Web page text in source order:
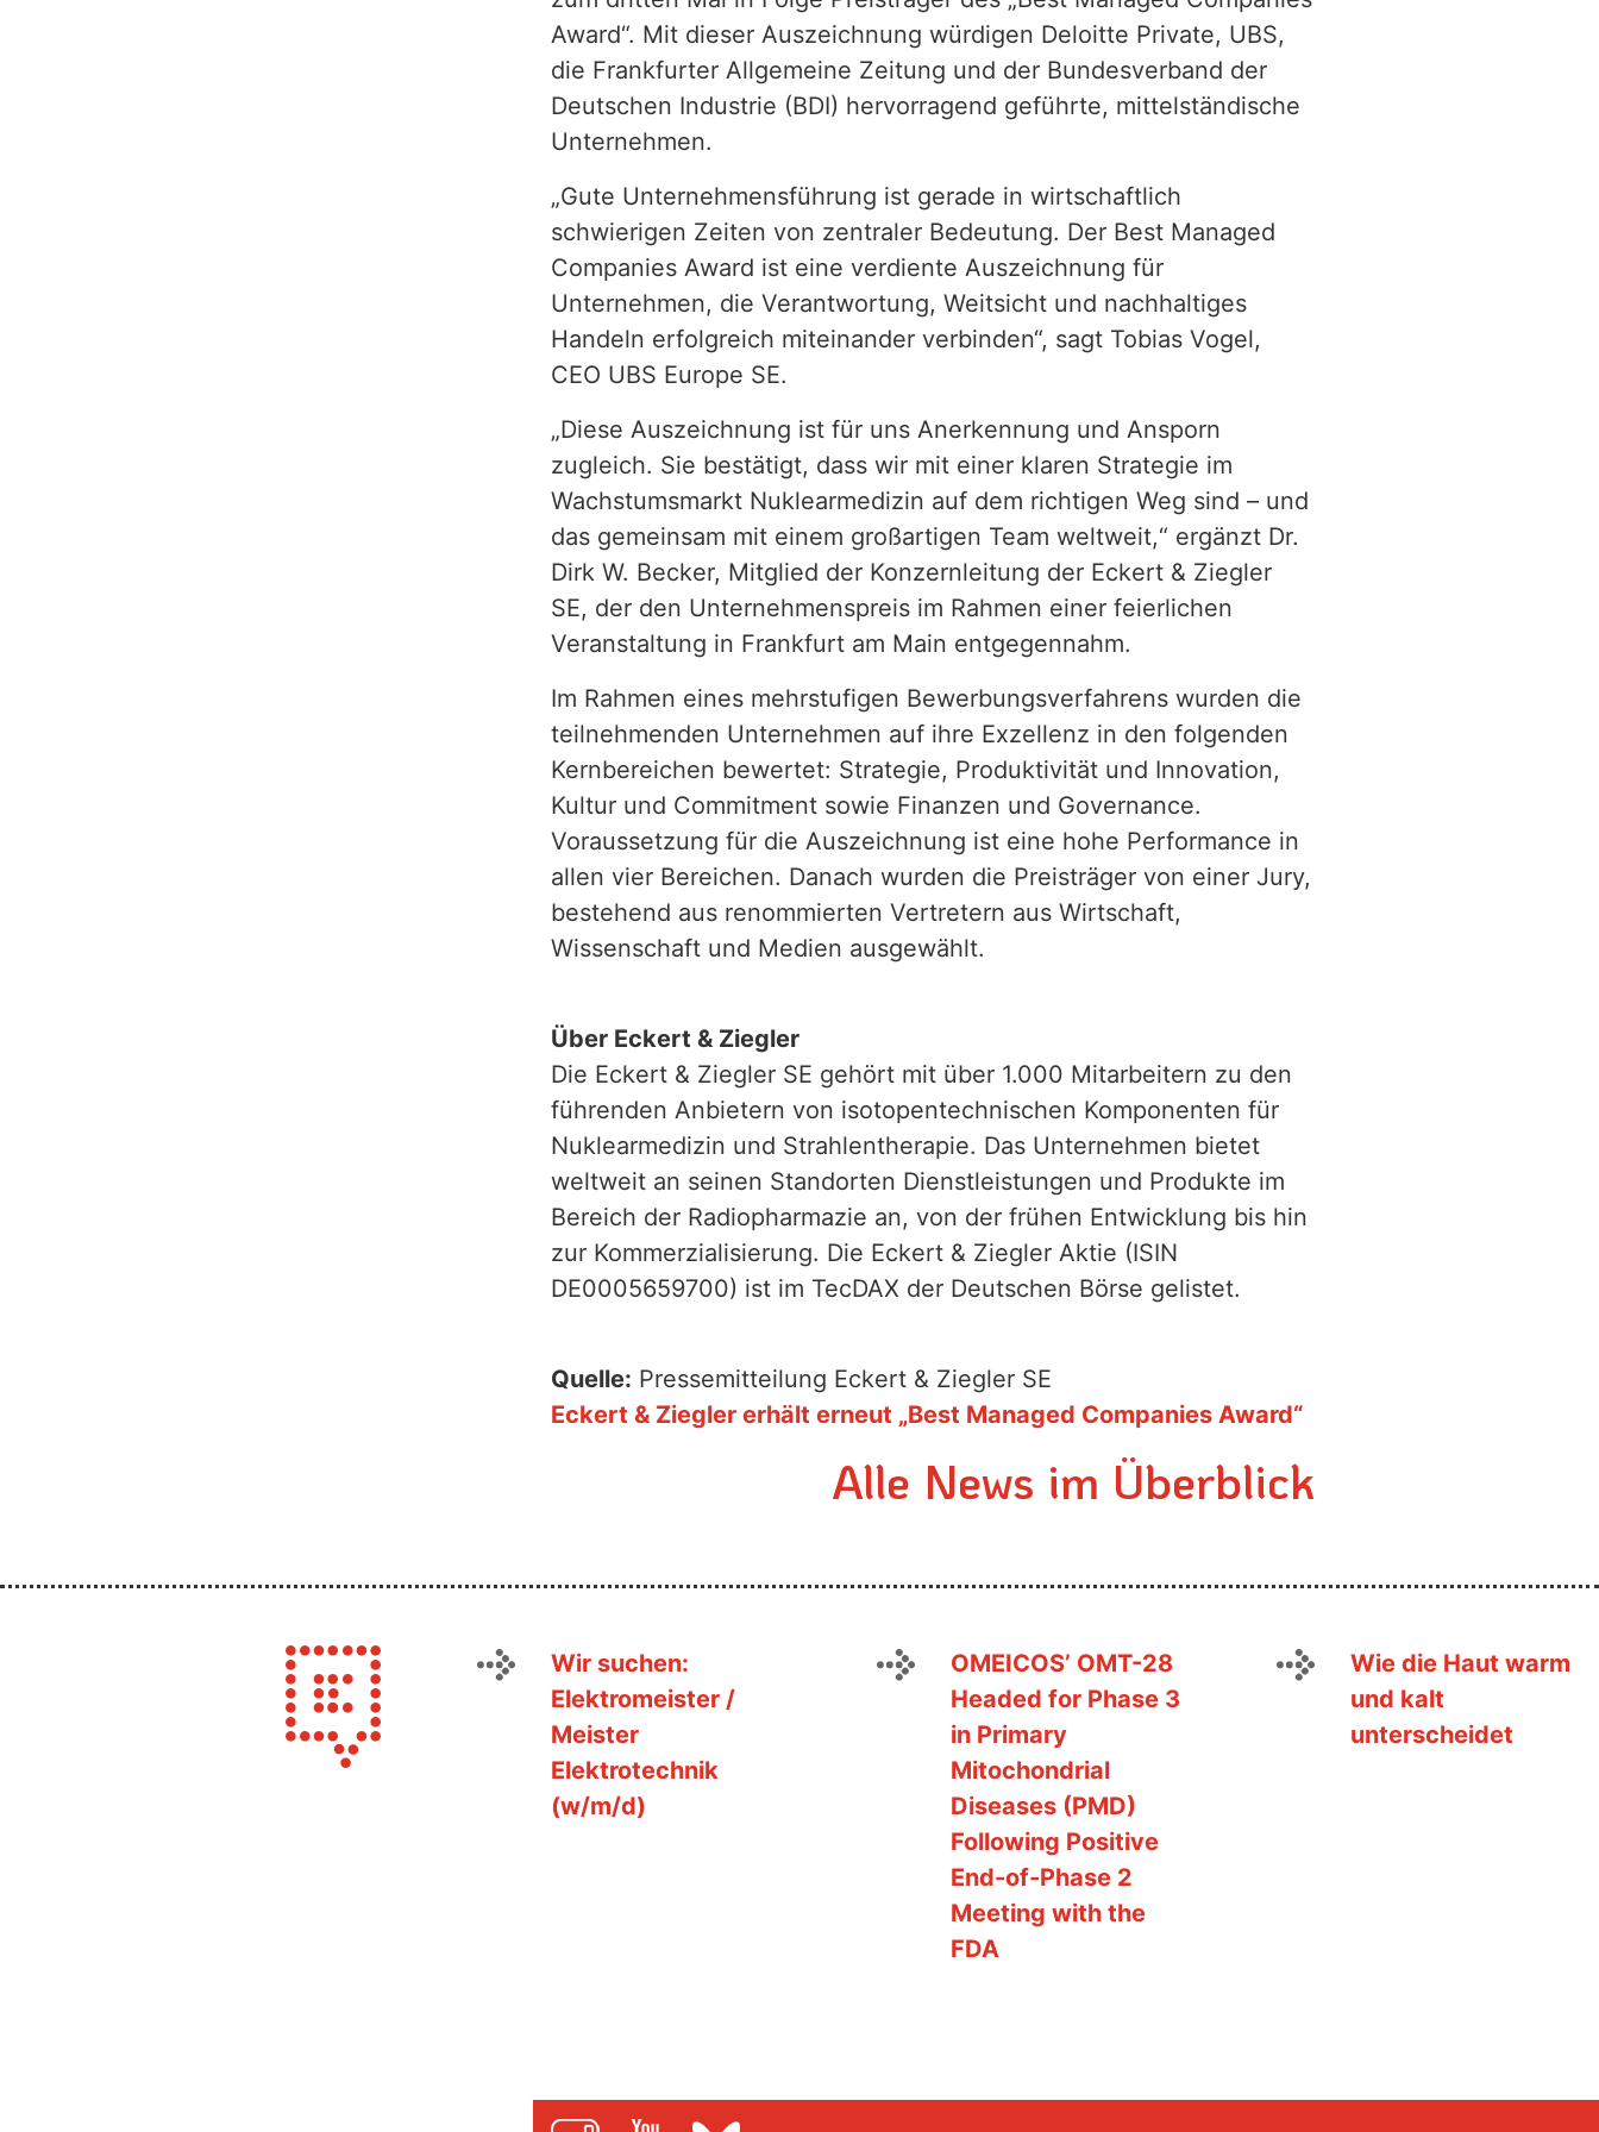
Award“. Mit dieser Auszeichnung würdigen Deloitte Private, UBS,
die Frankfurter Allgemeine Zeitung und der Bundesverband der
Deutschen Industrie (BDI) hervorragend geführte, mittelständische
Unternehmen.
„Gute Unternehmensführung ist gerade in wirtschaftlich
schwierigen Zeiten von zentraler Bedeutung. Der Best Managed
Companies Award ist eine verdiente Auszeichnung für
Unternehmen, die Verantwortung, Weitsicht und nachhaltiges
Handeln erfolgreich miteinander verbinden“, sagt Tobias Vogel,
CEO UBS Europe SE.
„Diese Auszeichnung ist für uns Anerkennung und Ansporn
zugleich. Sie bestätigt, dass wir mit einer klaren Strategie im
Wachstumsmarkt Nuklearmedizin auf dem richtigen Weg sind – und
das gemeinsam mit einem großartigen Team weltweit,“ ergänzt Dr.
Dirk W. Becker, Mitglied der Konzernleitung der Eckert & Ziegler
SE, der den Unternehmenspreis im Rahmen einer feierlichen
Veranstaltung in Frankfurt am Main entgegennahm.
Im Rahmen eines mehrstufigen Bewerbungsverfahrens wurden die
teilnehmenden Unternehmen auf ihre Exzellenz in den folgenden
Kernbereichen bewertet: Strategie, Produktivität und Innovation,
Kultur und Commitment sowie Finanzen und Governance.
Voraussetzung für die Auszeichnung ist eine hohe Performance in
allen vier Bereichen. Danach wurden die Preisträger von einer Jury,
bestehend aus renommierten Vertretern aus Wirtschaft,
Wissenschaft und Medien ausgewählt.
Über Eckert & Ziegler
Die Eckert & Ziegler SE gehört mit über 1.000 Mitarbeitern zu den
führenden Anbietern von isotopentechnischen Komponenten für
Nuklearmedizin und Strahlentherapie. Das Unternehmen bietet
weltweit an seinen Standorten Dienstleistungen und Produkte im
Bereich der Radiopharmazie an, von der frühen Entwicklung bis hin
zur Kommerzialisierung. Die Eckert & Ziegler Aktie (ISIN
DE0005659700) ist im TecDAX der Deutschen Börse gelistet.
Quelle: Pressemitteilung Eckert & Ziegler SE
Eckert & Ziegler erhält erneut „Best Managed Companies Award“
Alle News im Überblick
Wir suchen:
Elektromeister /
Meister
Elektrotechnik
(w/m/d)
OMEICOS’ OMT-28
Headed for Phase 3
in Primary
Mitochondrial
Diseases (PMD)
Following Positive
End-of-Phase 2
Meeting with the
FDA
Wie die Haut warm
und kalt
unterscheidet